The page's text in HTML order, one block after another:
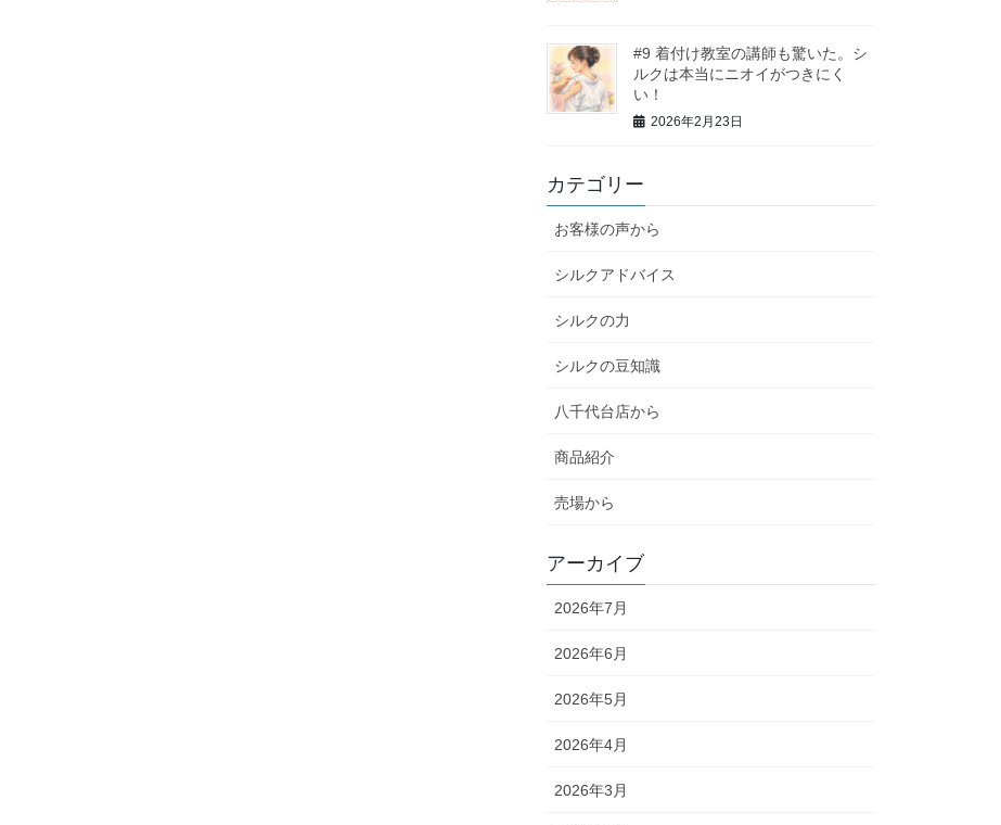
#9 着付け教室の講師も驚いた。シ
ルクは本当にニオイがつきにく
い！
2026年2月23日
カテゴリー
お客様の声から
シルクアドバイス
シルクの力
シルクの豆知識
八千代台店から
商品紹介
売場から
アーカイブ
2026年7月
2026年6月
2026年5月
2026年4月
2026年3月